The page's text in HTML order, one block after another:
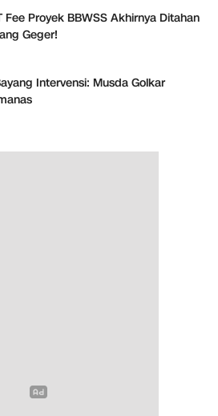
Fee Proyek BBWSS Akhirnya Ditahan
Geger!
Intervensi: Musda Golkar